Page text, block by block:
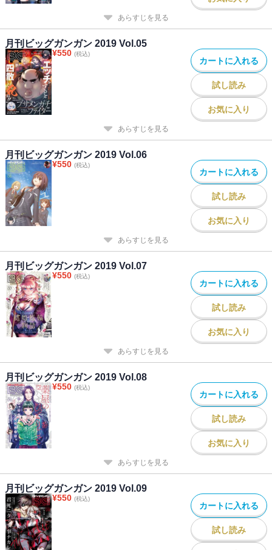
あらすじを見る
月刊ビッグガンガン 2019 Vol.05
¥550 (税込)
カートに入れる
試し読み
お気に入り
あらすじを見る
月刊ビッグガンガン 2019 Vol.06
¥550 (税込)
カートに入れる
試し読み
お気に入り
あらすじを見る
月刊ビッグガンガン 2019 Vol.07
¥550 (税込)
カートに入れる
試し読み
お気に入り
あらすじを見る
月刊ビッグガンガン 2019 Vol.08
¥550 (税込)
カートに入れる
試し読み
お気に入り
あらすじを見る
月刊ビッグガンガン 2019 Vol.09
¥550 (税込)
カートに入れる
試し読み